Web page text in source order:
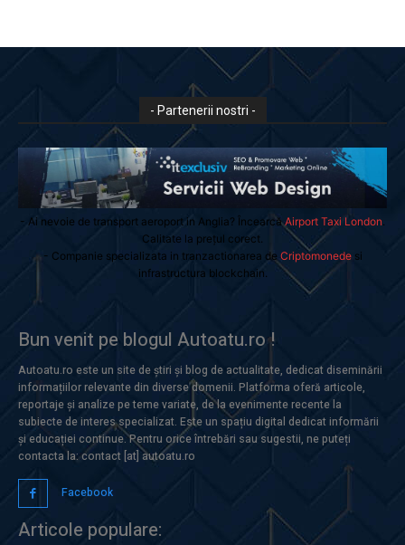
- Partenerii nostri -
- Ai nevoie de transport aeroport in Anglia? ÎncearcăAirport Taxi London
Calitate la prețul corect.
- Companie specializata in tranzactionarea de Criptomonedesi
infrastructura blockchain.
Bun venit pe blogul Autoatu.ro !
Autoatu.ro este un site de știri și blog de actualitate, dedicat diseminării
informațiilor relevante din diverse domenii. Platforma oferă articole,
reportaje și analize pe teme variate, de la evenimente recente la
subiecte de interes specializat. Este un spațiu digital dedicat informării
și educației continue. Pentru orice întrebări sau sugestii, ne puteți
contacta la: contact [at] autoatu.ro
Facebook
Articole populare: